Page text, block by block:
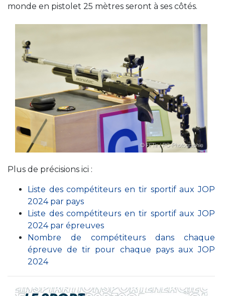
monde en pistolet 25 mètres seront à ses côtés.
Plus de précisions ici :
Liste des compétiteurs en tir sportif aux JOP
2024 par pays
Liste des compétiteurs en tir sportif aux JOP
2024 par épreuves
Nombre de compétiteurs dans chaque
épreuve de tir pour chaque pays aux JOP
2024